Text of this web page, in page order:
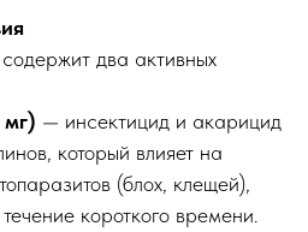
два активных
— инсектицид и акарицид
который влияет на
(блох, клещей),
короткого времени.